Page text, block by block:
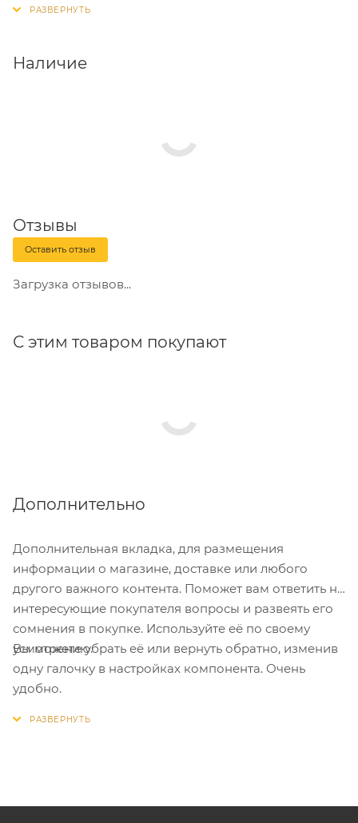
коррозии;
Наличие
Отзывы
Оставить отзыв
Загрузка отзывов...
С этим товаром покупают
Дополнительно
Дополнительная вкладка, для размещения
информации о магазине, доставке или любого
другого важного контента. Поможет вам ответить на
интересующие покупателя вопросы и развеять его
сомнения в покупке. Используйте её по своему
усмотрению.
Вы можете убрать её или вернуть обратно, изменив
одну галочку в настройках компонента. Очень
удобно.